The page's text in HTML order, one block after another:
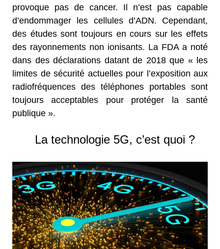
provoque pas de cancer. Il n’est pas capable
d’endommager les cellules d’ADN. Cependant,
des études sont toujours en cours sur les effets
des rayonnements non ionisants. La FDA a noté
dans des déclarations datant de 2018 que « les
limites de sécurité actuelles pour l’exposition aux
radiofréquences des téléphones portables sont
toujours acceptables pour protéger la santé
publique ».
La technologie 5G, c’est quoi ?